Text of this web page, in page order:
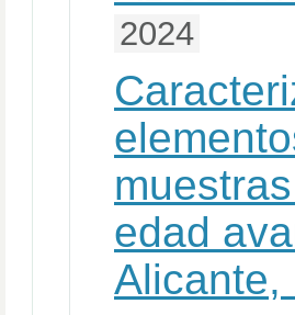
2024
edad
Alicante,